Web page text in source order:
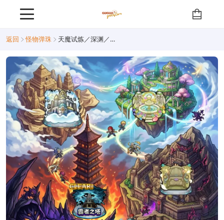
返回 怪物弹珠 天魔试炼／深渊／霸者之塔／沙宫